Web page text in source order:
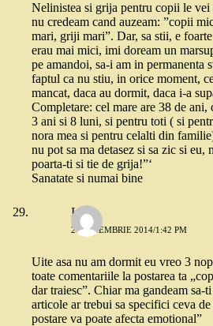
Nelinistea si grija pentru copii le vei
nu credeam cand auzeam: ”copii
mari, griji mari”. Dar, sa stii, e
erau mai mici, imi doream un
pe amandoi, sa-i am in permanenta
faptul ca nu stiu, in orice moment,
mancat, daca au dormit, daca i-a
Completare: cel mare are 38 de
3 ani si 8 luni, si pentru toti ( si
nora mea si pentru celalti din
nu pot sa ma detasez si sa zic si eu,
poarta-ti si tie de grija!”‘
Sanatate si numai bine
Ioana
25 NOIEMBRIE 2014/1:42 PM
Uite asa nu am dormit eu vreo 3
toate comentariile la postarea ta
dar traiesc”. Chiar ma gandeam sa-
articole ar trebui sa specifici ceva de
postare va poate afecta emotional”